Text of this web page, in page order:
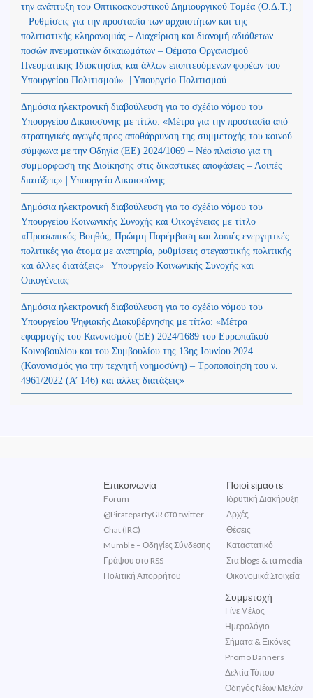
την ανάπτυξη του Οπτικοακουστικού Δημιουργικού Τομέα (Ο.Δ.Τ.)
– Ρυθμίσεις για την προστασία των αρχαιοτήτων και της
πολιτιστικής κληρονομιάς – Διαχείριση και διανομή αδιάθετων
ποσών πνευματικών δικαιωμάτων – Θέματα Οργανισμού
Πνευματικής Ιδιοκτησίας και άλλων εποπτευόμενων φορέων του
Υπουργείου Πολιτισμού». | Υπουργείο Πολιτισμού
Δημόσια ηλεκτρονική διαβούλευση για το σχέδιο νόμου του
Υπουργείου Δικαιοσύνης με τίτλο: «Μέτρα για την προστασία από
στρατηγικές αγωγές προς αποθάρρυνση της συμμετοχής του κοινού
σύμφωνα με την Οδηγία (ΕΕ) 2024/1069 – Νέο πλαίσιο για τη
συμμόρφωση της Διοίκησης στις δικαστικές αποφάσεις – Λοιπές
διατάξεις» | Υπουργείο Δικαιοσύνης
Δημόσια ηλεκτρονική διαβούλευση για το σχέδιο νόμου του
Υπουργείου Κοινωνικής Συνοχής και Οικογένειας με τίτλο
«Προσωπικός Βοηθός, Πρώιμη Παρέμβαση και λοιπές ενεργητικές
πολιτικές για άτομα με αναπηρία, ρυθμίσεις στεγαστικής πολιτικής
και άλλες διατάξεις» | Υπουργείο Κοινωνικής Συνοχής και
Οικογένειας
Δημόσια ηλεκτρονική διαβούλευση για το σχέδιο νόμου του
Υπουργείου Ψηφιακής Διακυβέρνησης με τίτλο: «Μέτρα
εφαρμογής του Κανονισμού (ΕΕ) 2024/1689 του Ευρωπαϊκού
Κοινοβουλίου και του Συμβουλίου της 13ης Ιουνίου 2024
(Kανονισμός για την τεχνητή νοημοσύνη) – Τροποποίηση του ν.
4961/2022 (Α’ 146) και άλλες διατάξεις»
Επικοινωνία
Forum
@PiratepartyGR στο twitter
Chat (IRC)
Mumble – Οδηγίες Σύνδεσης
Γράψου στο RSS
Πολιτική Απορρήτου
Ποιοί είμαστε
Ιδρυτική Διακήρυξη
Αρχές
Θέσεις
Καταστατικό
Στα blogs & τα media
Οικονομικά Στοιχεία
Συμμετοχή
Γίνε Μέλος
Ημερολόγιο
Σήματα & Εικόνες
Promo Banners
Δελτία Τύπου
Οδηγός Νέων Μελών